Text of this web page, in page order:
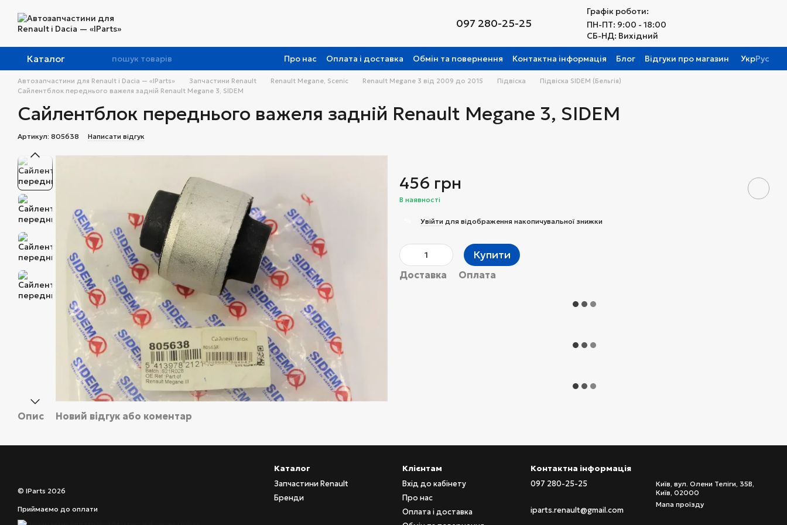
097 280-25-25
Графік роботи:
ПН-ПТ: 9:00 - 18:00
СБ-НД: Вихідний
Каталог Про нас Оплата і доставка Обмін та повернення Контактна інформація Блог Відгуки про магазин УкрРус
Автозапчастини для Renault і Dacia — «IParts» Запчастини Renault Renault Megane, Scenic Renault Megane 3 від 2009 до 2015 Підвіска
Підвіска SIDEM (Бельгія)
Сайлентблок переднього важеля задній Renault Megane 3, SIDEM
Сайлентблок переднього важеля задній Renault Megane 3, SIDEM
Артикул: 805638 Написати відгук
456 грн
В наявності
Увійти для відображення накопичувальної знижки
Купити
Доставка Оплата
Опис Новий відгук або коментар
© IParts 2026
Приймаємо до оплати
Каталог
Запчастини Renault
Бренди
Клієнтам
Вхід до кабінету
Про нас
Оплата і доставка
Контактна інформація
097 280-25-25
iparts.renault@gmail.com
Київ, вул. Олени Теліги, 35В,
Київ, 02000
Мапа проїзду